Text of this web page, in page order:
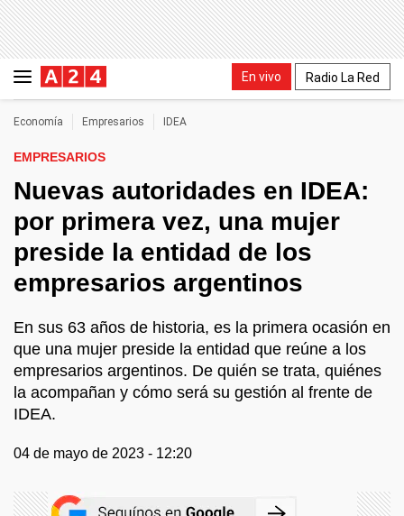
En vivo Radio La Red
Economía Empresarios IDEA
EMPRESARIOS
Nuevas autoridades en IDEA:
por primera vez, una mujer
preside la entidad de los
empresarios argentinos
En sus 63 años de historia, es la primera ocasión en
que una mujer preside la entidad que reúne a los
empresarios argentinos. De quién se trata, quiénes
la acompañan y cómo será su gestión al frente de
IDEA.
04 de mayo de 2023 - 12:20